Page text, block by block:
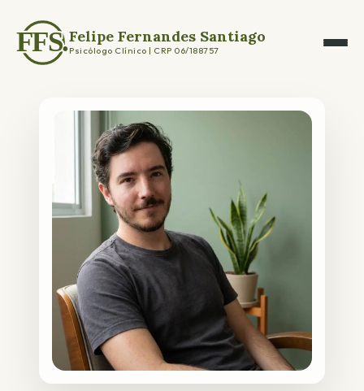
Felipe Fernandes Santiago
Psicólogo Clínico | CRP 06/188757